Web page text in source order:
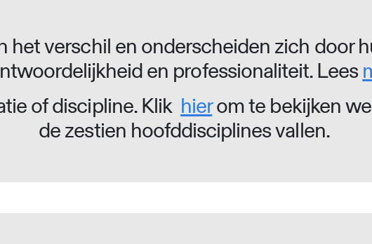
het verschil en onderscheiden zich door
en professionaliteit. Lees
of discipline. Klik hierom te bekijken
de zestien hoofddisciplines vallen.